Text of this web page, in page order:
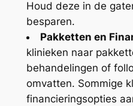
Houd deze in de
besparen.
Pakketten en
klinieken naar
behandelingen of
omvatten. Sommige
financieringsopties